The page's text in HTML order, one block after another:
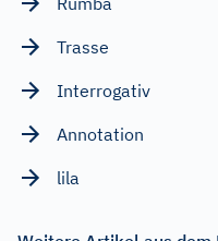
Trasse
Interrogativ
Annotation
lila